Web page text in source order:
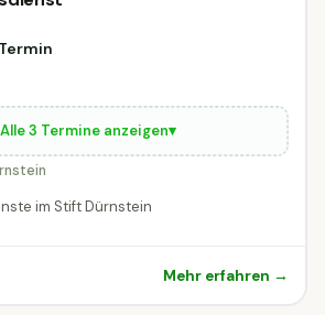
Alle 3 Termine anzeigen▾
im Stift Dürnstein
Mehr erfahren →